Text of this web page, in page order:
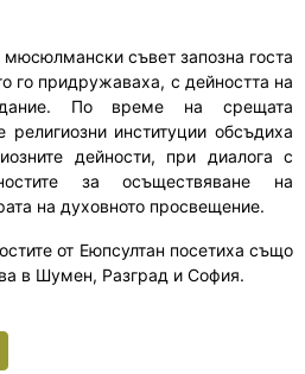
съвет запозна госта
го придружаваха, с дейността на
По време на срещата
религиозни институции обсъдиха
дейности, при диалога с
за осъществяване на
на духовното просвещение.
от Еюпсултан посетиха също
в Шумен, Разград и София.